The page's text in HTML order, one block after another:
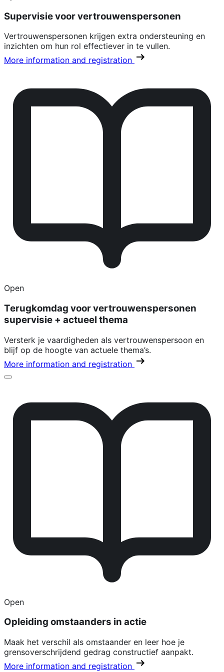
Supervisie voor vertrouwenspersonen
Vertrouwenspersonen krijgen extra ondersteuning en
inzichten om hun rol effectiever in te vullen.
More information and registration
Open
Terugkomdag voor vertrouwenspersonen
supervisie + actueel thema
Versterk je vaardigheden als vertrouwenspersoon en
blijf op de hoogte van actuele thema’s.
More information and registration
Open
Opleiding omstaanders in actie
Maak het verschil als omstaander en leer hoe je
grensoverschrijdend gedrag constructief aanpakt.
More information and registration